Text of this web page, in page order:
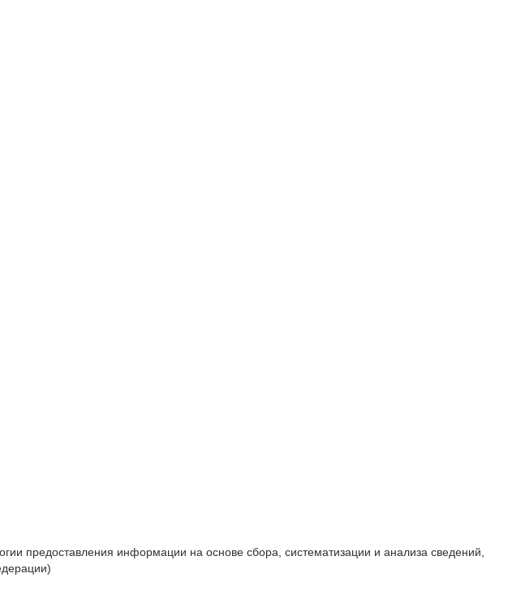
предоставления информации на основе сбора, систематизации и анализа сведений,